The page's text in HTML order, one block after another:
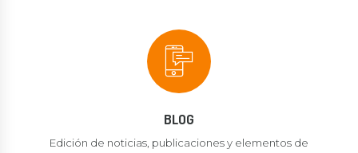
BLOG
Edición de noticias, publicaciones y elementos de